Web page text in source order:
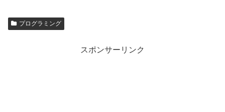
プログラミング
スポンサーリンク